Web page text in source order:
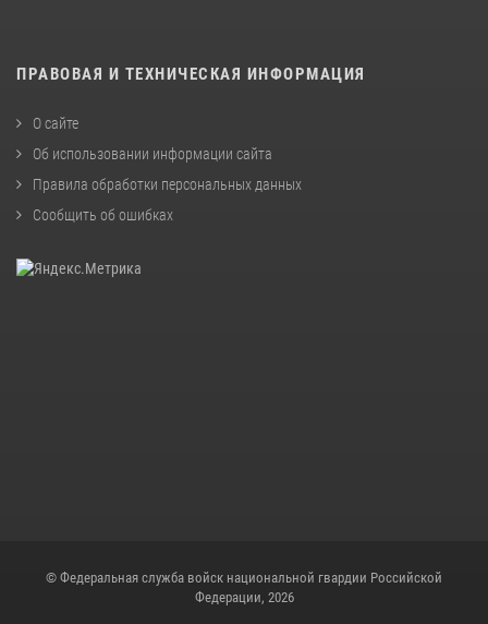
ПРАВОВАЯ И ТЕХНИЧЕСКАЯ ИНФОРМАЦИЯ
О сайте
Об использовании информации сайта
Правила обработки персональных данных
Сообщить об ошибках
© Федеральная служба войск национальной гвардии Российской
Федерации, 2026